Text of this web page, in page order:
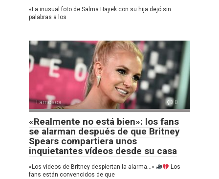
«La inusual foto de Salma Hayek con su hija dejó sin
palabras a los
Famosos 0
«Realmente no está bien»: los fans
se alarman después de que Britney
Spears compartiera unos
inquietantes vídeos desde su casa
«Los vídeos de Britney despiertan la alarma…»
Los
fans están convencidos de que